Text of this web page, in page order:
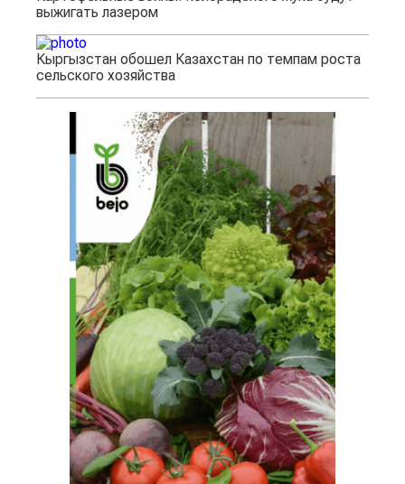
выжигать лазером
Кыргызстан обошел Казахстан по темпам роста
сельского хозяйства